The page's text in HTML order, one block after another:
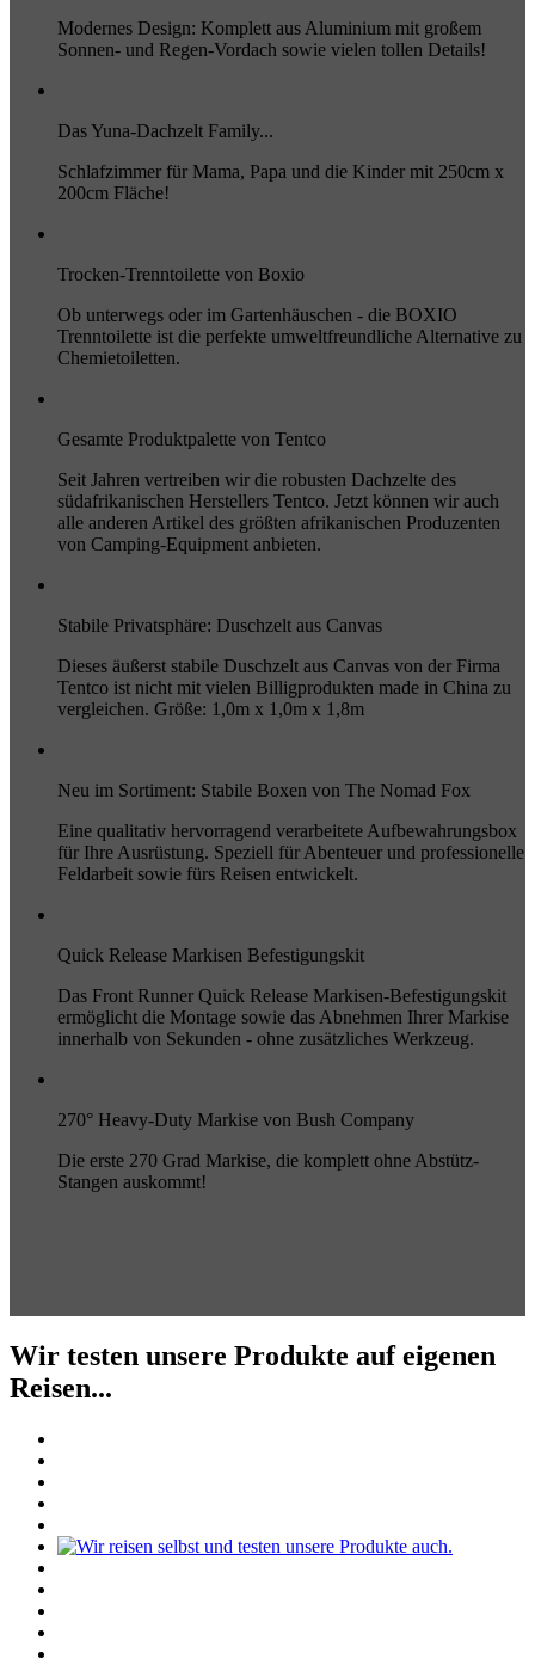
Modernes Design: Komplett aus Aluminium mit großem
Sonnen- und Regen-Vordach sowie vielen tollen Details!
Das Yuna-Dachzelt Family...
Schlafzimmer für Mama, Papa und die Kinder mit 250cm x
200cm Fläche!
Trocken-Trenntoilette von Boxio
Ob unterwegs oder im Gartenhäuschen - die BOXIO
Trenntoilette ist die perfekte umweltfreundliche Alternative zu
Chemietoiletten.
Gesamte Produktpalette von Tentco
Seit Jahren vertreiben wir die robusten Dachzelte des
südafrikanischen Herstellers Tentco. Jetzt können wir auch
alle anderen Artikel des größten afrikanischen Produzenten
von Camping-Equipment anbieten.
Stabile Privatsphäre: Duschzelt aus Canvas
Dieses äußerst stabile Duschzelt aus Canvas von der Firma
Tentco ist nicht mit vielen Billigprodukten made in China zu
vergleichen. Größe: 1,0m x 1,0m x 1,8m
Neu im Sortiment: Stabile Boxen von The Nomad Fox
Eine qualitativ hervorragend verarbeitete Aufbewahrungsbox
für Ihre Ausrüstung. Speziell für Abenteuer und professionelle
Feldarbeit sowie fürs Reisen entwickelt.
Quick Release Markisen Befestigungskit
Das Front Runner Quick Release Markisen-Befestigungskit
ermöglicht die Montage sowie das Abnehmen Ihrer Markise
innerhalb von Sekunden - ohne zusätzliches Werkzeug.
270° Heavy-Duty Markise von Bush Company
Die erste 270 Grad Markise, die komplett ohne Abstütz-
Stangen auskommt!
Wir testen unsere Produkte auf eigenen
Reisen...